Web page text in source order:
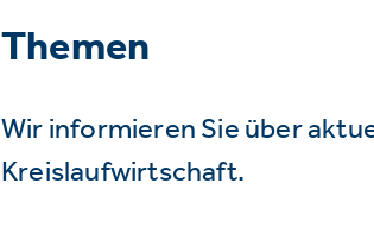
Themen
Wir informieren Sie über
Kreislaufwirtschaft.